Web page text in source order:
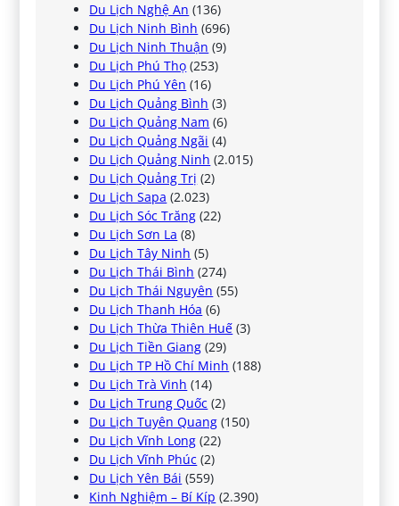
Du Lịch Nghệ An (136)
Du Lịch Ninh Bình (696)
Du Lịch Ninh Thuận (9)
Du Lịch Phú Thọ (253)
Du Lịch Phú Yên (16)
Du Lịch Quảng Bình (3)
Du Lịch Quảng Nam (6)
Du Lịch Quảng Ngãi (4)
Du Lịch Quảng Ninh (2.015)
Du Lịch Quảng Trị (2)
Du Lịch Sapa (2.023)
Du Lịch Sóc Trăng (22)
Du Lịch Sơn La (8)
Du Lịch Tây Ninh (5)
Du Lịch Thái Bình (274)
Du Lịch Thái Nguyên (55)
Du Lịch Thanh Hóa (6)
Du Lịch Thừa Thiên Huế (3)
Du Lịch Tiền Giang (29)
Du Lịch TP Hồ Chí Minh (188)
Du Lịch Trà Vinh (14)
Du Lịch Trung Quốc (2)
Du Lịch Tuyên Quang (150)
Du Lịch Vĩnh Long (22)
Du Lịch Vĩnh Phúc (2)
Du Lịch Yên Bái (559)
Kinh Nghiệm – Bí Kíp (2.390)